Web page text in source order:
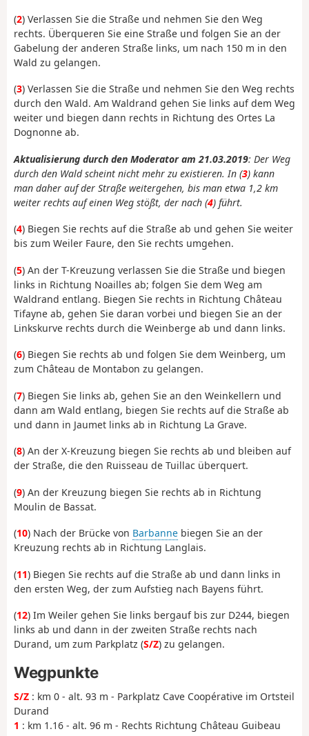
(2) Verlassen Sie die Straße und nehmen Sie den Weg
rechts. Überqueren Sie eine Straße und folgen Sie an der
Gabelung der anderen Straße links, um nach 150 m in den
Wald zu gelangen.
(3) Verlassen Sie die Straße und nehmen Sie den Weg rechts
durch den Wald. Am Waldrand gehen Sie links auf dem Weg
weiter und biegen dann rechts in Richtung des Ortes La
Dognonne ab.
Aktualisierung durch den Moderator am 21.03.2019: Der Weg
durch den Wald scheint nicht mehr zu existieren. In (3) kann
man daher auf der Straße weitergehen, bis man etwa 1,2 km
weiter rechts auf einen Weg stößt, der nach (4) führt.
(4) Biegen Sie rechts auf die Straße ab und gehen Sie weiter
bis zum Weiler Faure, den Sie rechts umgehen.
(5) An der T-Kreuzung verlassen Sie die Straße und biegen
links in Richtung Noailles ab; folgen Sie dem Weg am
Waldrand entlang. Biegen Sie rechts in Richtung Château
Tifayne ab, gehen Sie daran vorbei und biegen Sie an der
Linkskurve rechts durch die Weinberge ab und dann links.
(6) Biegen Sie rechts ab und folgen Sie dem Weinberg, um
zum Château de Montabon zu gelangen.
(7) Biegen Sie links ab, gehen Sie an den Weinkellern und
dann am Wald entlang, biegen Sie rechts auf die Straße ab
und dann in Jaumet links ab in Richtung La Grave.
(8) An der X-Kreuzung biegen Sie rechts ab und bleiben auf
der Straße, die den Ruisseau de Tuillac überquert.
(9) An der Kreuzung biegen Sie rechts ab in Richtung
Moulin de Bassat.
(10) Nach der Brücke von Barbanne biegen Sie an der
Kreuzung rechts ab in Richtung Langlais.
(11) Biegen Sie rechts auf die Straße ab und dann links in
den ersten Weg, der zum Aufstieg nach Bayens führt.
(12) Im Weiler gehen Sie links bergauf bis zur D244, biegen
links ab und dann in der zweiten Straße rechts nach
Durand, um zum Parkplatz (S/Z) zu gelangen.
Wegpunkte
S/Z : km 0 - alt. 93 m - Parkplatz Cave Coopérative im Ortsteil
Durand
1 : km 1.16 - alt. 96 m - Rechts Richtung Château Guibeau